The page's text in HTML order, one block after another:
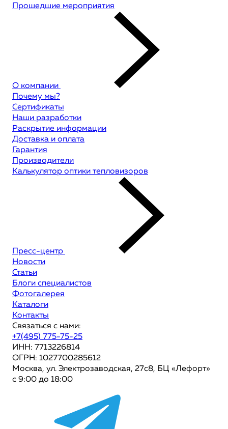
Прошедшие мероприятия
О компании
Почему мы?
Сертификаты
Наши разработки
Раскрытие информации
Доставка и оплата
Гарантия
Производители
Калькулятор оптики тепловизоров
Пресс-центр
Новости
Статьи
Блоги специалистов
Фотогалерея
Каталоги
Контакты
Связаться с нами:
+7(495) 775-75-25
ИНН: 7713226814
ОГРН: 1027700285612
Москва, ул. Электрозаводская, 27с8, БЦ «Лефорт»
с 9:00 до 18:00